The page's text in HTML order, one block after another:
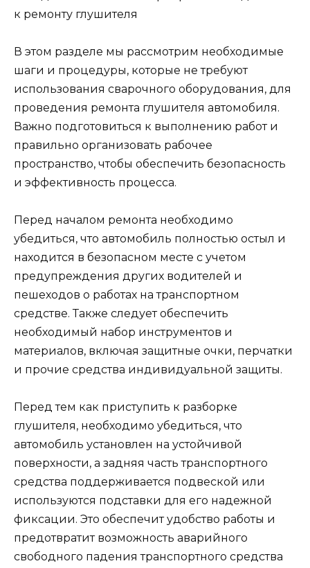
В этом разделе мы рассмотрим необходимые
шаги и процедуры, которые не требуют
использования сварочного оборудования, для
проведения ремонта глушителя автомобиля.
Важно подготовиться к выполнению работ и
правильно организовать рабочее
пространство, чтобы обеспечить безопасность
и эффективность процесса.
Перед началом ремонта необходимо
убедиться, что автомобиль полностью остыл и
находится в безопасном месте с учетом
предупреждения других водителей и
пешеходов о работах на транспортном
средстве. Также следует обеспечить
необходимый набор инструментов и
материалов, включая защитные очки, перчатки
и прочие средства индивидуальной защиты.
Перед тем как приступить к разборке
глушителя, необходимо убедиться, что
автомобиль установлен на устойчивой
поверхности, а задняя часть транспортного
средства поддерживается подвеской или
используются подставки для его надежной
фиксации. Это обеспечит удобство работы и
предотвратит возможность аварийного
свободного падения транспортного средства